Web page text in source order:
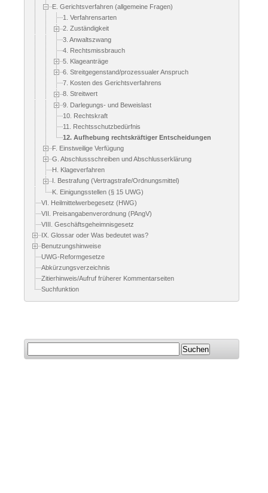
E. Gerichtsverfahren (allgemeine Fragen)
1. Verfahrensarten
2. Zuständigkeit
3. Anwaltszwang
4. Rechtsmissbrauch
5. Klageanträge
6. Streitgegenstand/prozessualer Anspruch
7. Kosten des Gerichtsverfahrens
8. Streitwert
9. Darlegungs- und Beweislast
10. Rechtskraft
11. Rechtsschutzbedürfnis
12. Aufhebung rechtskräftiger Entscheidungen
F. Einstweilige Verfügung
G. Abschlussschreiben und Abschlusserklärung
H. Klageverfahren
I. Bestrafung (Vertragstrafe/Ordnungsmittel)
K. Einigungsstellen (§ 15 UWG)
VI. Heilmittelwerbegesetz (HWG)
VII. Preisangabenverordnung (PAngV)
VIII. Geschäftsgeheimnisgesetz
IX. Glossar oder Was bedeutet was?
Benutzungshinweise
UWG-Reformgesetze
Abkürzungsverzeichnis
Zitierhinweis/Aufruf früherer Kommentarseiten
Suchfunktion